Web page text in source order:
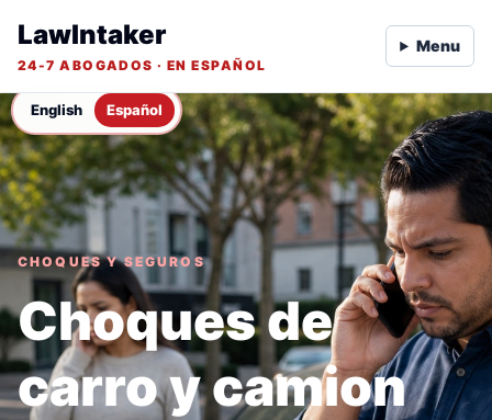
English Español
LawIntaker
24-7 ABOGADOS · EN ESPAÑOL
Menu
CHOQUES Y SEGUROS
Choques de
carro y camion